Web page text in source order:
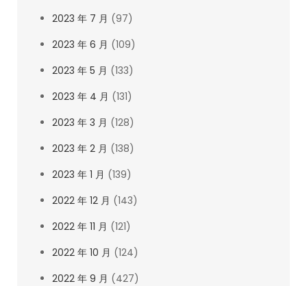
2023 年 7 月 (97)
2023 年 6 月 (109)
2023 年 5 月 (133)
2023 年 4 月 (131)
2023 年 3 月 (128)
2023 年 2 月 (138)
2023 年 1 月 (139)
2022 年 12 月 (143)
2022 年 11 月 (121)
2022 年 10 月 (124)
2022 年 9 月 (427)